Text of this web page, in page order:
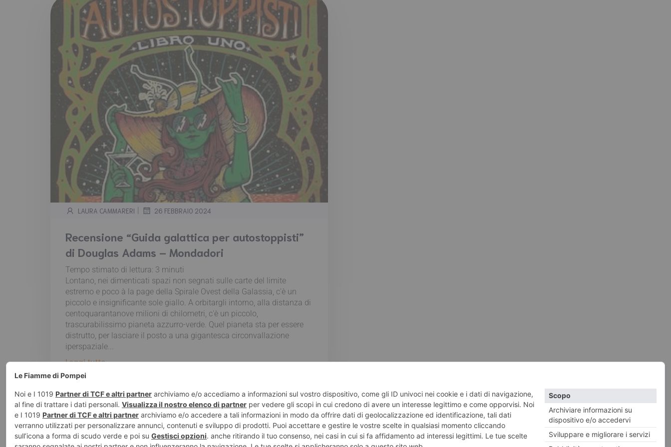
LAURA CAMMARERI | 26 FEBBRAIO 2024
Recensione “Guida galattica per autostoppisti”
di Douglas Adams – Mondadori
Tempo stimato di lettura: 3 minuti
Lontano, nei dimenticati spazi non segnati sulle carte del limite
estremo e poco à la page della Spirale Ovest della Galassia, c'è un
piccolo e insignificante sole giallo. A orbitargli intorno, alla distanza di
centoquarantanove milioni di chilometri, c'è un piccolo,
trascurabilissimo pianeta azzurro-verde. Quel pianeta sta per essere
distrutto, per lasciare il posto a una gigantesca circonvallazione
iperspaziale...
Leggi tutto